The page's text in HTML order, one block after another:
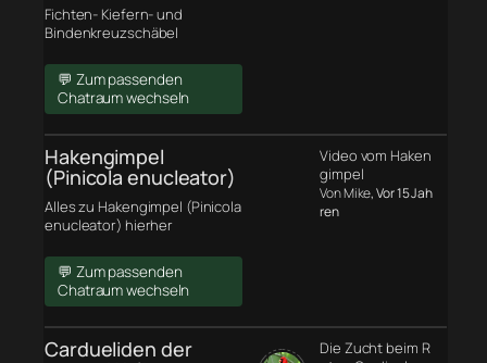
Fichten- Kiefern- und
Bindenkreuzschäbel
💬 Zum passenden
Chatraum wechseln
Hakengimpel
(Pinicola enucleator)
Alles zu Hakengimpel (Pinicola
enucleator) hierher
💬 Zum passenden
Chatraum wechseln
Video vom Haken
gimpel
Von Mike, Vor 15 Jah
ren
Cardueliden der
Die Zucht beim R